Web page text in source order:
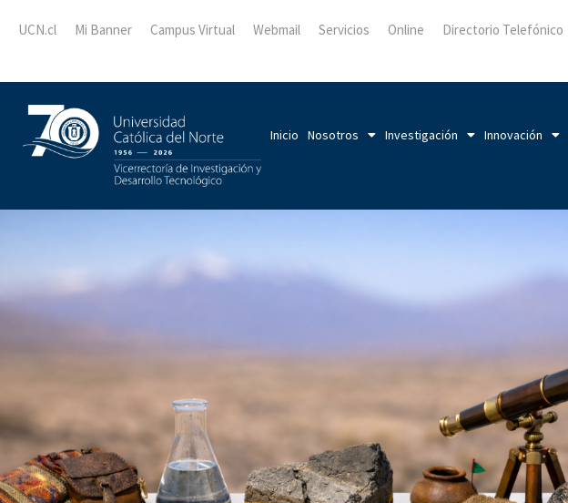
UCN.cl Mi Banner Campus Virtual Webmail Servicios Online Directorio Telefónico
Inicio Nosotros Investigación Innovación